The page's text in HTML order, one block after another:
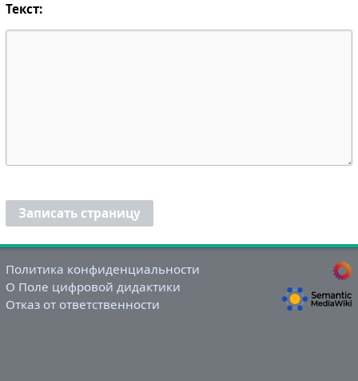
Текст:
Записать страницу
Политика конфиденциальности
О Поле цифровой дидактики
Отказ от ответственности